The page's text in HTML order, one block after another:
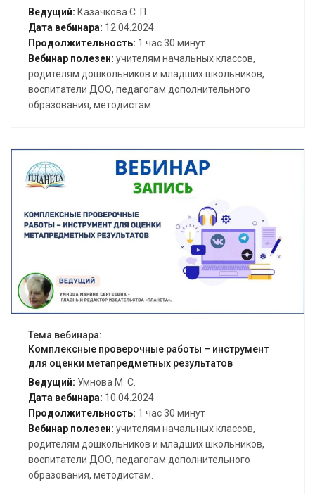
Ведущий: Казачкова С. П.
Дата вебинара: 12.04.2024
Продолжительность: 1 час 30 минут
Вебинар полезен: учителям начальных классов,
родителям дошкольников и младших школьников,
воспитатели ДОО, педагогам дополнительного
образования, методистам.
Открыть вебинар
Тема вебинара:
Комплексные проверочные работы – инструмент
для оценки метапредметных результатов
Ведущий: Умнова М. С.
Дата вебинара: 10.04.2024
Продолжительность: 1 час 30 минут
Вебинар полезен: учителям начальных классов,
родителям дошкольников и младших школьников,
воспитатели ДОО, педагогам дополнительного
образования, методистам.